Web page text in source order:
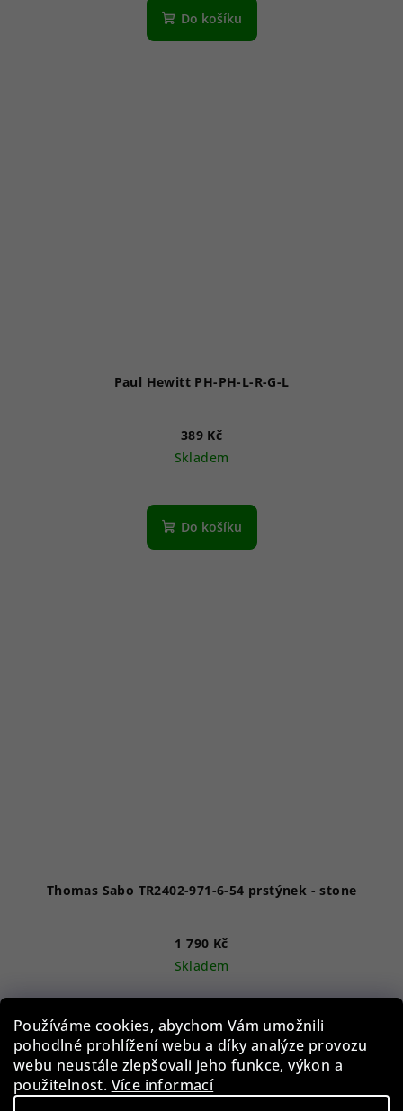
Používáme cookies, abychom Vám umožnili
pohodlné prohlížení webu a díky analýze provozu
webu neustále zlepšovali jeho funkce, výkon a
použitelnost. Více informací
Do košíku
Paul Hewitt PH-PH-L-R-G-L
389 Kč
Skladem
Do košíku
Thomas Sabo TR2402-971-6-54 prstýnek - stone
1 790 Kč
Skladem
Do košíku